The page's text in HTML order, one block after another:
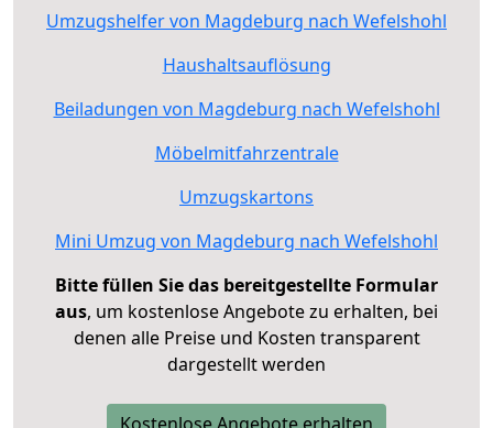
Umzugshelfer von Magdeburg nach Wefelshohl
Haushaltsauflösung
Beiladungen von Magdeburg nach Wefelshohl
Möbelmitfahrzentrale
Umzugskartons
Mini Umzug von Magdeburg nach Wefelshohl
Bitte füllen Sie das bereitgestellte Formular
aus, um kostenlose Angebote zu erhalten, bei
denen alle Preise und Kosten transparent
dargestellt werden